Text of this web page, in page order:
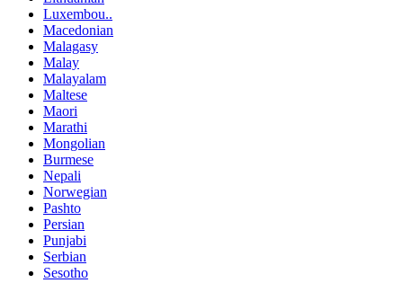
Luxembou..
Macedonian
Malagasy
Malay
Malayalam
Maltese
Maori
Marathi
Mongolian
Burmese
Nepali
Norwegian
Pashto
Persian
Punjabi
Serbian
Sesotho